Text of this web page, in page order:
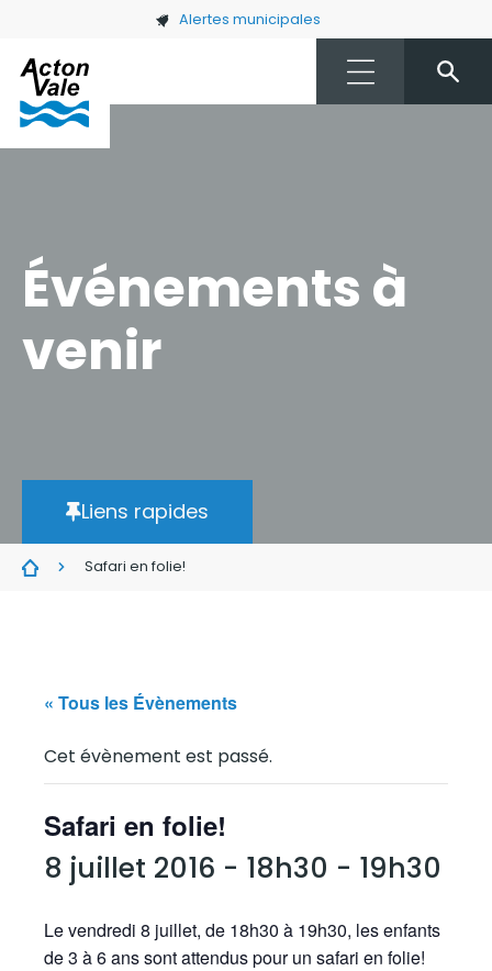
Skip to main content Alertes municipales
Événements à
venir
Liens rapides
Safari en folie!
« Tous les Évènements
Cet évènement est passé.
Safari en folie!
8 juillet 2016 - 18h30 - 19h30
Le vendredi 8 juillet, de 18h30 à 19h30, les enfants
de 3 à 6 ans sont attendus pour un safari en folie!